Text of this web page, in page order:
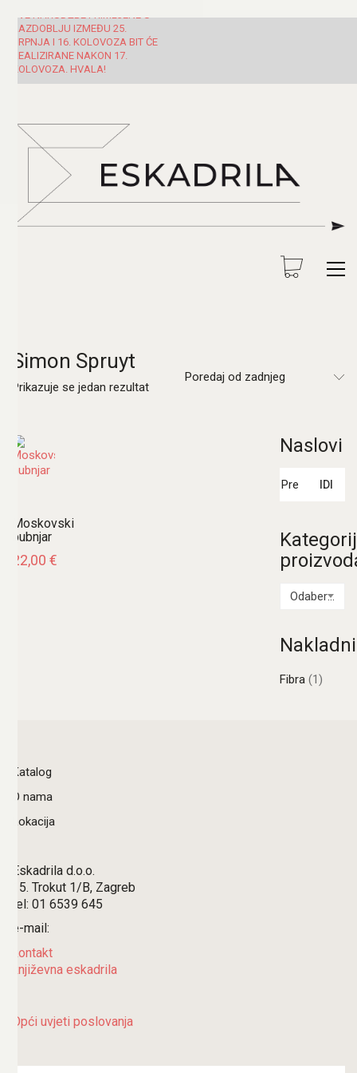
SVE NARUDŽBE PRIMLJENE U
RAZDOBLJU IZMEĐU 25.
SRPNJA I 16. KOLOVOZA BIT ĆE
REALIZIRANE NAKON 17.
KOLOVOZA. HVALA!
Simon Spruyt
Prikazuje se jedan rezultat
Poredaj od zadnjeg
Moskovski
bubnjar
22,00 €
Naslovi
IDI
Odaberi kategoriju
Fibra (1)
Katalog
O nama
Lokacija
Eskadrila d.o.o.
15. Trokut 1/B, Zagreb
tel: 01 6539 645
e-mail:
kontakt
književna eskadrila
Opći uvjeti poslovanja